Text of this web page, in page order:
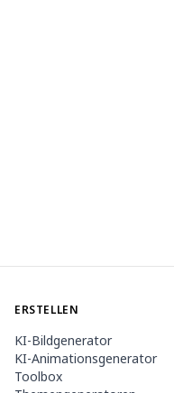
ERSTELLEN
KI-Bildgenerator
KI-Animationsgenerator
Toolbox